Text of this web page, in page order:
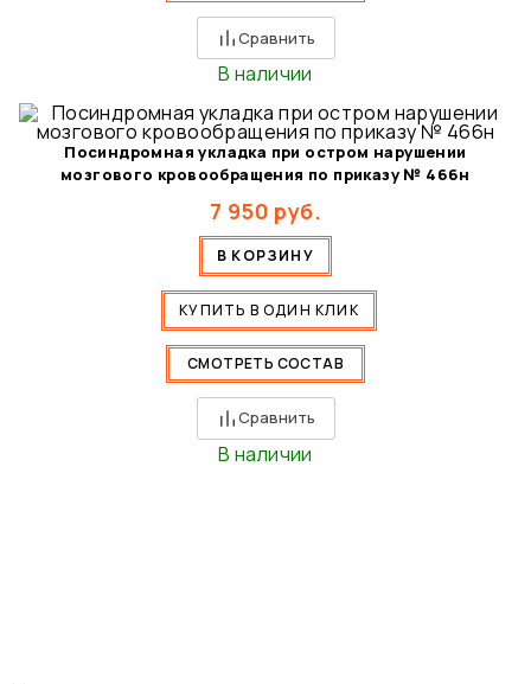
Сравнить
В наличии
Посиндромная укладка при остром нарушении
мозгового кровообращения по приказу № 466н
7 950 руб.
В КОРЗИНУ
КУПИТЬ В ОДИН КЛИК
СМОТРЕТЬ СОСТАВ
Сравнить
В наличии